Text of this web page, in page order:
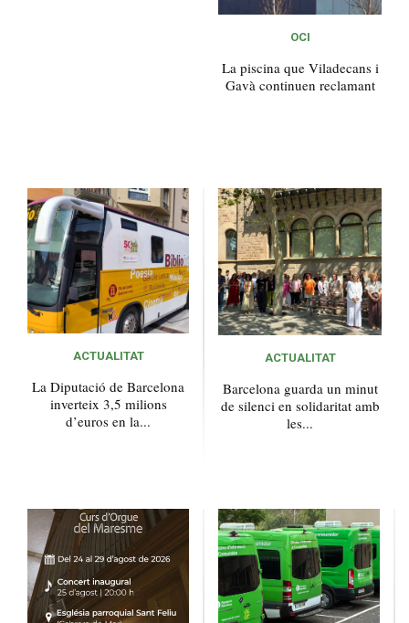
OCI
La piscina que Viladecans i
Gavà continuen reclamant
ACTUALITAT
La Diputació de Barcelona
inverteix 3,5 milions
d’euros en la...
ACTUALITAT
Barcelona guarda un minut
de silenci en solidaritat amb
les...